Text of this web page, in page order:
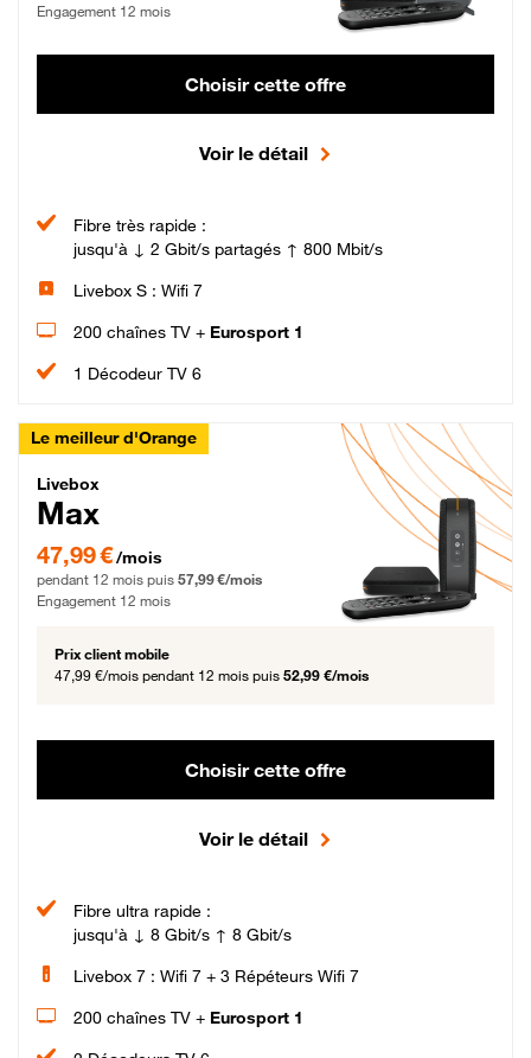
Engagement 12 mois
Choisir cette offre
Voir le détail
Fibre très rapide :
jusqu'à ↓ 2 Gbit/s partagés ↑ 800 Mbit/s
Livebox S : Wifi 7
200 chaînes TV + Eurosport 1
1 Décodeur TV 6
Le meilleur d'Orange
Livebox Max Fibre
Livebox
Max
47,99 € par mois pendant 12 mois puis 57,99 € par mois, Engagement 12 mois
47,99 €/mois
pendant 12 mois puis 57,99 €/mois
Engagement 12 mois
Prix client mobile
47,99 €/mois pendant 12 mois puis 52,99 €/mois
Choisir cette offre
Voir le détail
Fibre ultra rapide :
jusqu'à ↓ 8 Gbit/s ↑ 8 Gbit/s
Livebox 7 : Wifi 7 + 3 Répéteurs Wifi 7
200 chaînes TV + Eurosport 1